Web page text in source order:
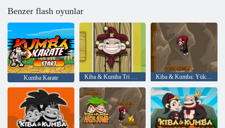
Benzer flash oyunlar
Kumba Karate Kiba & Kumba Tri Kuleleri Solitaire Kiba & Kumba: Yüksek Atlama